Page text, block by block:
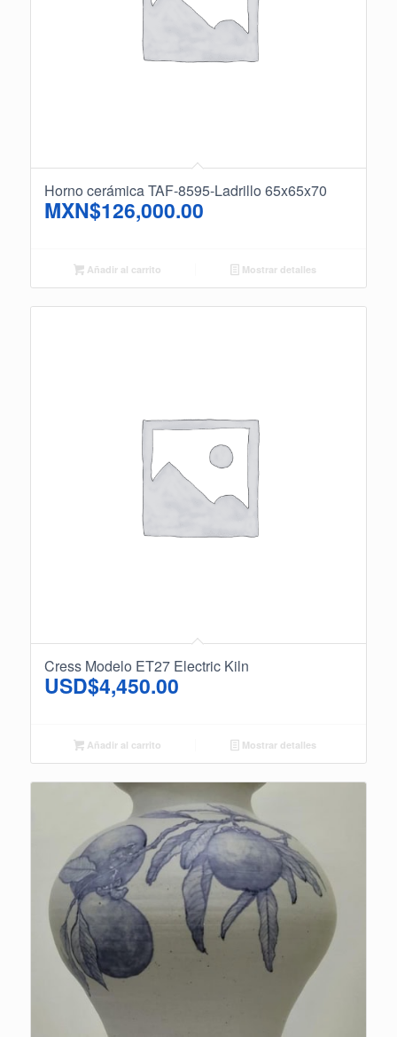
Horno cerámica TAF-8595-Ladrillo 65x65x70
MXN$126,000.00
Añadir al carrito Mostrar detalles
Cress Modelo ET27 Electric Kiln
USD$4,450.00
Añadir al carrito Mostrar detalles